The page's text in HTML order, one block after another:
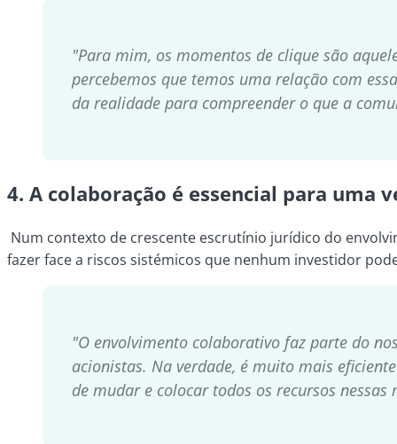
"Para mim, os momentos de clique são
percebemos que temos uma relação com
da realidade para compreender o que a
4. A colaboração é essencial para uma
Num contexto de crescente escrutínio jurídico do
fazer face a riscos sistémicos que nenhum investidor
"O envolvimento colaborativo faz parte do
acionistas. Na verdade, é muito mais
de mudar e colocar todos os recursos nessas